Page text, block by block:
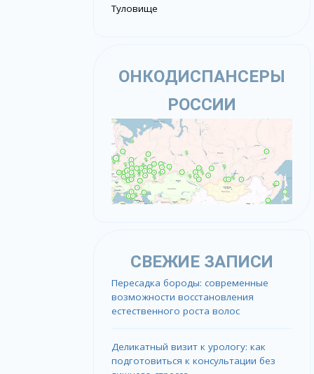
Туловище
ОНКОДИСПАНСЕРЫ
РОССИИ
СВЕЖИЕ ЗАПИСИ
Пересадка бороды: современные
возможности восстановления
естественного роста волос
Деликатный визит к урологу: как
подготовиться к консультации без